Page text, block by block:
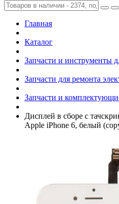
Главная
Каталог
Запчасти и инструменты
Запчасти для ремонта
Запчасти и
Дисплей в сборе с
Apple iPhone 6, белый